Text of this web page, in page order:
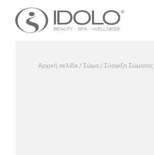
Αρχική σελίδα / Σώμα / Σύσφιξη Σώματος